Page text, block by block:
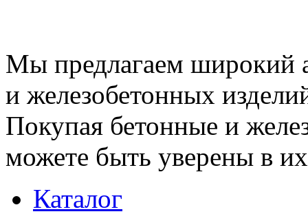
Мы предлагаем широкий
и железобетонных
Покупая бетонные и
можете быть уверены в их
Каталог